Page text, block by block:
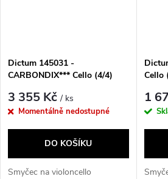
Dictum 145031 -
CARBONDIX*** Cello (4/4)
3 355 Kč/ ks
Momentálně nedostupné
DO KOŠÍKU
Smyčec na violoncello
Cello
1